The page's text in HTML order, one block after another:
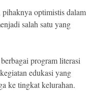
optimistis dalam
salah satu yang
program literasi
edukasi yang
ke tingkat kelurahan.